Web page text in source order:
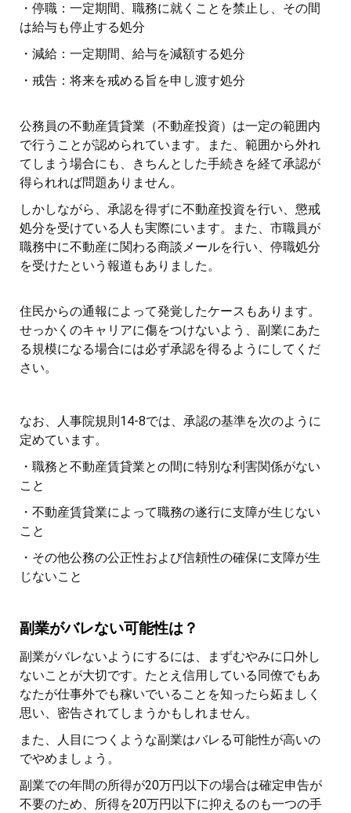
・停職：一定期間、職務に就くことを禁止し、その間
は給与も停止する処分
・減給：一定期間、給与を減額する処分
・戒告：将来を戒める旨を申し渡す処分
公務員の不動産賃貸業（不動産投資）は一定の範囲内
で行うことが認められています。また、範囲から外れ
てしまう場合にも、きちんとした手続きを経て承認が
得られれば問題ありません。
しかしながら、承認を得ずに不動産投資を行い、懲戒
処分を受けている人も実際にいます。また、市職員が
職務中に不動産に関わる商談メールを行い、停職処分
を受けたという報道もありました。
住民からの通報によって発覚したケースもあります。
せっかくのキャリアに傷をつけないよう、副業にあた
る規模になる場合には必ず承認を得るようにしてくだ
さい。
なお、人事院規則14-8では、承認の基準を次のように
定めています。
・職務と不動産賃貸業との間に特別な利害関係がない
こと
・不動産賃貸業によって職務の遂行に支障が生じない
こと
・その他公務の公正性および信頼性の確保に支障が生
じないこと
副業がバレない可能性は？
副業がバレないようにするには、まずむやみに口外し
ないことが大切です。たとえ信用している同僚でもあ
なたが仕事外でも稼いでいることを知ったら妬ましく
思い、密告されてしまうかもしれません。
また、人目につくような副業はバレる可能性が高いの
でやめましょう。
副業での年間の所得が20万円以下の場合は確定申告が
不要のため、所得を20万円以下に抑えるのも一つの手